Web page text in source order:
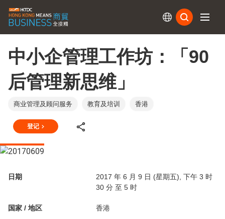
中小企管理工作坊：「90
后管理新思维」
商业管理及顾问服务 教育及培训 香港
登记
日期
2017 年 6 月 9 日 (星期五), 下午 3 时
30 分 至 5 时
国家 / 地区 香港